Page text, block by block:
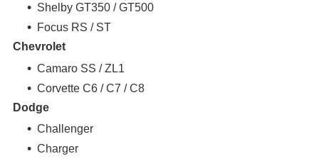
Shelby GT350 / GT500
Focus RS / ST
Chevrolet
Camaro SS / ZL1
Corvette C6 / C7 / C8
Dodge
Challenger
Charger